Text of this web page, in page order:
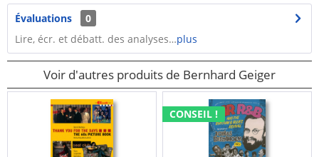
Évaluations
0
Lire, écr. et débatt. des analyses…plus
Voir d'autres produits de Bernhard Geiger
CONSEIL !